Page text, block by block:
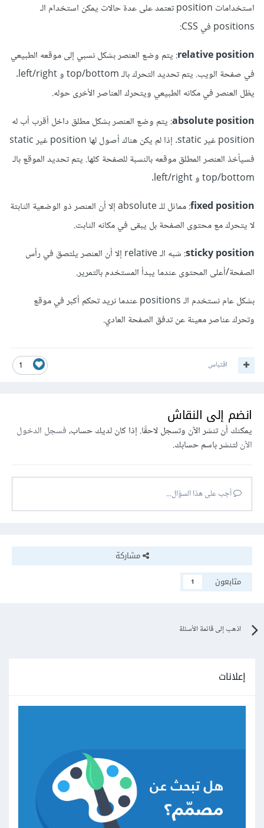
استخدامات position تعتمد على عدة حالات يمكن استخدام الـ
positions في CSS:
relative position: يتم وضع العنصر بشكل نسبي إلى موقعه الطبيعي
في صفحة الويب. يتم تحديد التحرك بالـ top/bottom و left/right.
يظل العنصر في مكانه الطبيعي ويتحرك العناصر الأخرى حوله.
absolute position: يتم وضع العنصر بشكل مطلق داخل أقرب أب له
position غير static. إذا لم يكن هناك أصول لها position غير static
فسيأخذ العنصر المطلق موقعه بالنسبة للصفحة كلها. يتم تحديد الموقع بالـ
top/bottom و left/right.
fixed position
: مماثل للـ absolute إلا أن العنصر ذو الوضعية الثابتة
لا يتحرك مع محتوى الصفحة بل يبقى في مكانه الثابت.
sticky position
: شبه الـ relative إلا أن العنصر يلتصق في رأس
الصفحة/أعلى المحتوى عندما يبدأ المستخدم بالتمرير.
بشكل عام نستخدم الـ positions عندما نريد تحكم أكبر في موقع
وتحرك عناصر معينة عن تدفق الصفحة العادي.
1 اقتباس
انضم إلى النقاش
يمكنك أن تنشر الآن وتسجل لاحقًا. إذا كان لديك حساب،فسجل الدخول
الآنلتنشر باسم حسابك.
أجب على هذا السؤال...
مشاركة
متابعون
1
اذهب إلى قائمة الأسئلة
إعلانات